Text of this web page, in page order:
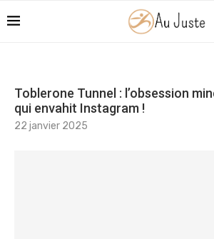
Toblerone Tunnel : l’obsession
qui envahit Instagram !
22 janvier 2025